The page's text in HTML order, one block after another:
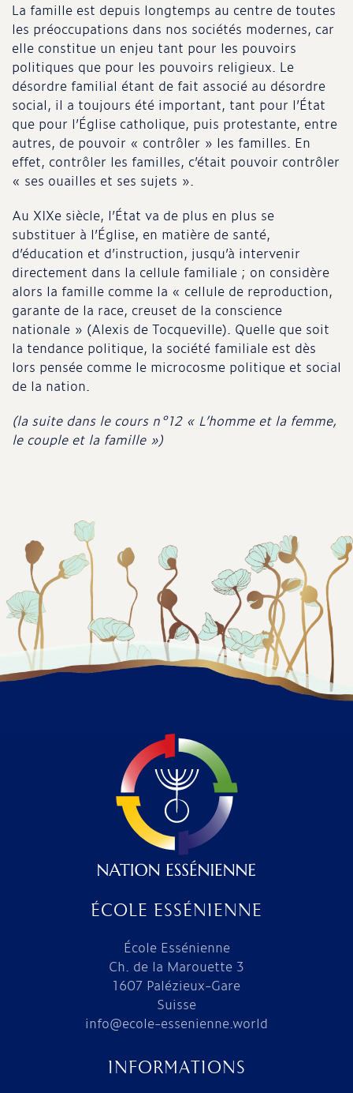
La famille est depuis longtemps au centre de toutes
les préoccupations dans nos sociétés modernes, car
elle constitue un enjeu tant pour les pouvoirs
politiques que pour les pouvoirs religieux. Le
désordre familial étant de fait associé au désordre
social, il a toujours été important, tant pour l’État
que pour l’Église catholique, puis protestante, entre
autres, de pouvoir « contrôler » les familles. En
effet, contrôler les familles, c’était pouvoir contrôler
« ses ouailles et ses sujets ».
Au XIXe siècle, l’État va de plus en plus se
substituer à l’Église, en matière de santé,
d’éducation et d’instruction, jusqu’à intervenir
directement dans la cellule familiale ; on considère
alors la famille comme la « cellule de reproduction,
garante de la race, creuset de la conscience
nationale » (Alexis de Tocqueville). Quelle que soit
la tendance politique, la société familiale est dès
lors pensée comme le microcosme politique et social
de la nation.
(la suite dans le cours n°12 « L’homme et la femme,
le couple et la famille »)
ÉCOLE ESSÉNIENNE
École Essénienne
Ch. de la Marouette 3
1607 Palézieux-Gare
Suisse
info@ecole-essenienne.world
INFORMATIONS